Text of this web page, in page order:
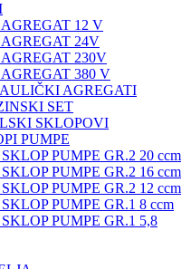
12 V
24V
230V
380 V
AGREGATI
SET
SKLOPOVI
PUMPE
PUMPE GR.2 20 ccm
PUMPE GR.2 16 ccm
PUMPE GR.2 12 ccm
PUMPE GR.1 8 ccm
PUMPE GR.1 5,8